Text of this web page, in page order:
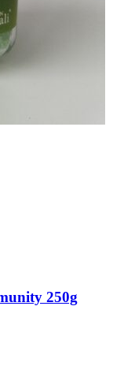
250g